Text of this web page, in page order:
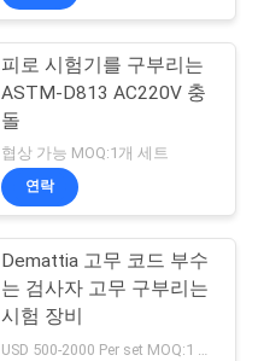
피로 시험기를 구부리는
ASTM-D813 AC220V 충
돌
협상 가능 MOQ:1개 세트
연락
Demattia 고무 코드 부수
는 검사자 고무 구부리는
시험 장비
USD 500-2000 Per set MOQ:1 세트